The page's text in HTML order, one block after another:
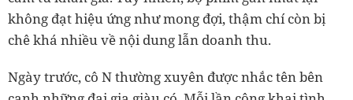
không đạt hiệu ứng như mong đợi, thậm chí còn bị
chê khá nhiều về nội dung lẫn doanh thu.
Ngày trước, cô N thường xuyên được nhắc tên bên